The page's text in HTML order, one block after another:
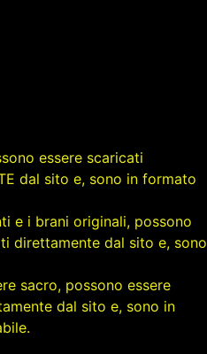
essere scaricati
dal sito e, sono in formato
e i brani originali, possono
direttamente dal sito e, sono
sacro, possono essere
dal sito e, sono in